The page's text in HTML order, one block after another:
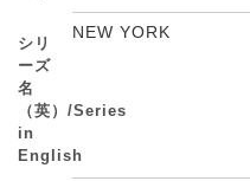
シリ
ーズ
名
（英）/Series
in
English
NEW YORK